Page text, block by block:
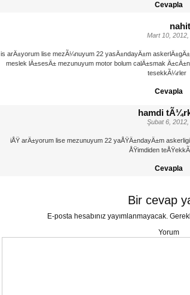
Cevapla
nahit
Mart 10, 2012,
is arÄ±yorum lise mezÃ¼nuyum 22 yasÄ±ndayÄ±m
meslek lÄ±sesÄ± mezunuyum motor bolum calÄ±smak
tesekkÃ¼rler
Cevapla
hamdi
Şubat 6,
iÅŸ arÄ±yorum lise mezunuyum 22 yaÅŸÄ±ndayÄ±m
ÅŸimdiden
Cevapla
Bir cevap
E-posta hesabınız yayımlanmayacak.
Yorum